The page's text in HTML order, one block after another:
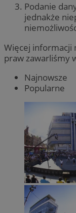
Podanie
jednakże
Więcej informacji
praw zawarliśmy
Najnowsze
Popularne